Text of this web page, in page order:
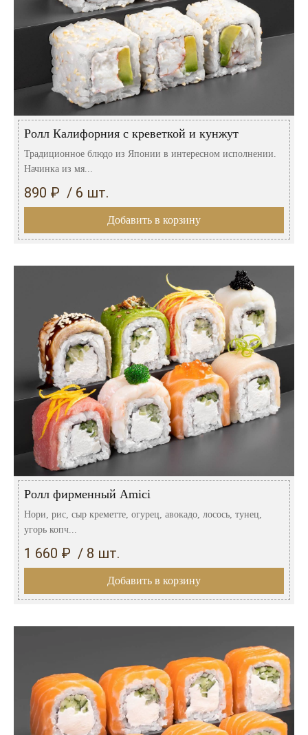
Ролл Калифорния с креветкой и кунжут
Традиционное блюдо из Японии в интересном исполнении.
Начинка из мя...
890 ₽ / 6 шт.
Добавить в корзину
Ролл фирменный Amici
Нори, рис, сыр креметте, огурец, авокадо, лосось, тунец,
угорь копч...
1 660 ₽ / 8 шт.
Добавить в корзину